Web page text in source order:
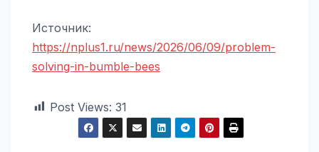
Источник:
https://nplus1.ru/news/2026/06/09/problem-
solving-in-bumble-bees
Post Views: 31